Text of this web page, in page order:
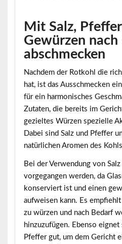
Mit Salz,
Gewürzen nach
abschmecken
Nachdem der Rotkohl die
hat, ist das Ausschmeckenein
für ein harmonisches
Zutaten, die bereits im
gezieltes Würzen spezielle
Dabei sind Salz und Pfeffer
natürlichen Aromen des
Bei der Verwendung von
vorgegangen werden, da
konserviert ist und einen
aufweisen kann. Es empfiehlt
zu würzen und nach Bedarf
hinzuzufügen. Ebenso
Pfeffer gut, um dem Gericht